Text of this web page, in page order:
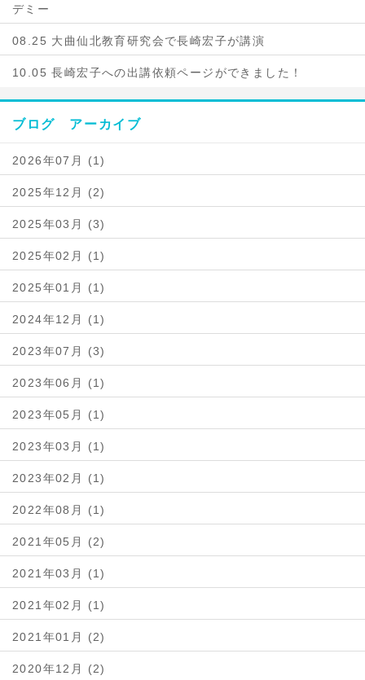
デミー
08.25 大曲仙北教育研究会で長崎宏子が講演
10.05 長崎宏子への出講依頼ページができました！
ブログ アーカイブ
2026年07月 (1)
2025年12月 (2)
2025年03月 (3)
2025年02月 (1)
2025年01月 (1)
2024年12月 (1)
2023年07月 (3)
2023年06月 (1)
2023年05月 (1)
2023年03月 (1)
2023年02月 (1)
2022年08月 (1)
2021年05月 (2)
2021年03月 (1)
2021年02月 (1)
2021年01月 (2)
2020年12月 (2)